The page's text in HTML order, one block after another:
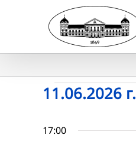
Събития
for
11.06.2026 г.
date.
17:00